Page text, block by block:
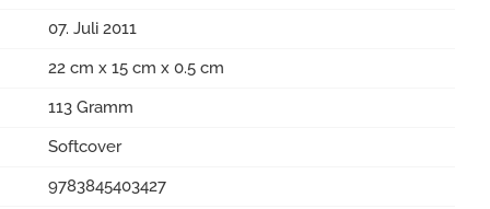
07. Juli 2011
22 cm x 15 cm x 0.5 cm
113 Gramm
Softcover
9783845403427